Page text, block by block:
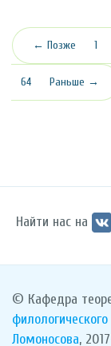
← Позже 1
64 Раньше →
Найти нас на
© Кафедра
Ломоносова,